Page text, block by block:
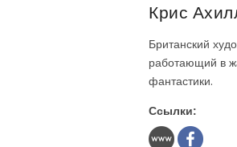
Крис
Британский
работающий в
фантастики.
Ссылки: